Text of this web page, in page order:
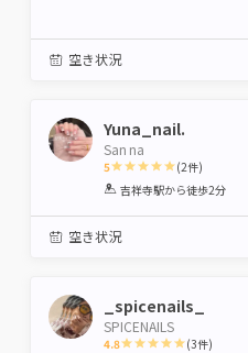
空き状況
Yuna_nail.
San na
5
1 2 3 4 5
(2件)
吉祥寺駅から徒歩2分
空き状況
_spicenails_
SPICENAILS
4.8 (3件)